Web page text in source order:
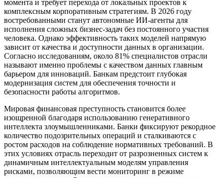
момента и требует перехода от локальных проектов к
комплексным корпоративным стратегиям. В 2026 году
востребованными станут автономные ИИ-агенты для
исполнения сложных бизнес-задач без постоянного участия
человека. Однако эффективность таких моделей напрямую
зависит от качества и доступности данных в организации.
Согласно исследованиям, около 81% специалистов отрасли
называют именно проблемы с качеством данных главным
барьером для инноваций. Банкам предстоит глубокая
модернизация систем для обеспечения точности и
безопасности работы алгоритмов.
Мировая финансовая преступность становится более
изощренной благодаря использованию генеративного
интеллекта злоумышленниками. Банки фиксируют рекордное
количество подозрительных операций и сталкиваются с
ростом расходов на соблюдение нормативных требований. В
этих условиях отрасль переходит от разрозненных систем к
динамичным интеллектуальным моделям управления
рисками, позволяющим вести мониторинг в режиме